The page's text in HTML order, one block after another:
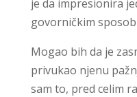
je da impresionira
govorničkim
Mogao bih da je
privukao njenu
sam to, pred celim